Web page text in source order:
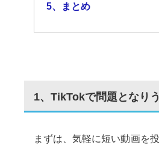
5、まとめ
1、TikTokで問題となり
まずは、気軽に短い動画を